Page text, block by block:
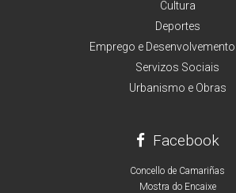
Cultura
Deportes
Emprego e Desenvolvemento
Servizos Sociais
Urbanismo e Obras
Facebook
Concello de Camariñas
Mostra do Encaixe